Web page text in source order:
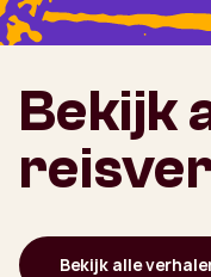
Bekijk
Bekijk alle